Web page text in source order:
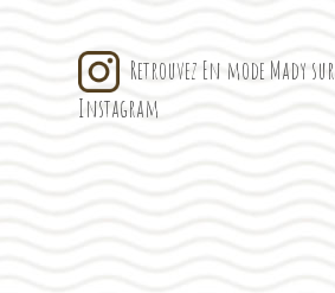
Retrouvez En mode Mady sur
Instagram